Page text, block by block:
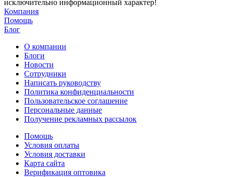
исключительно информационный характер!
Компания
Помощь
Блог
О компании
Блоги
Новости
Сотрудники
Написать руководству
Политика конфиденциальности
Пользовательское соглашение
Персональные данные
Получение рекламных рассылок
Помощь
Условия оплаты
Условия доставки
Карта сайта
Верификация оптовика